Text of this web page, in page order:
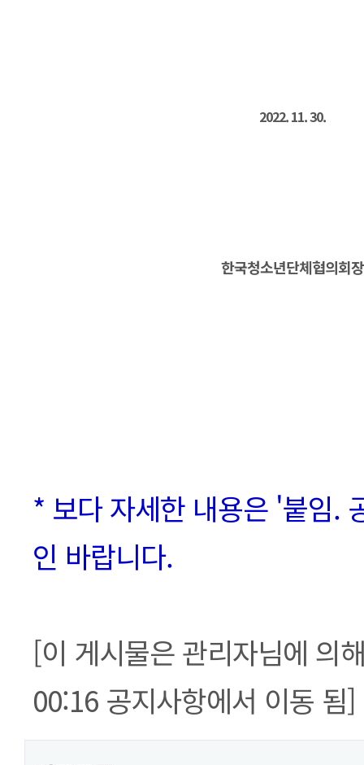
2022. 11. 30.
한국청소년단체협의회장
* 보다 자세한 내용은 '붙임.
인 바랍니다.
[이 게시물은 관리자님에 의
00:16 공지사항에서 이동 됨]